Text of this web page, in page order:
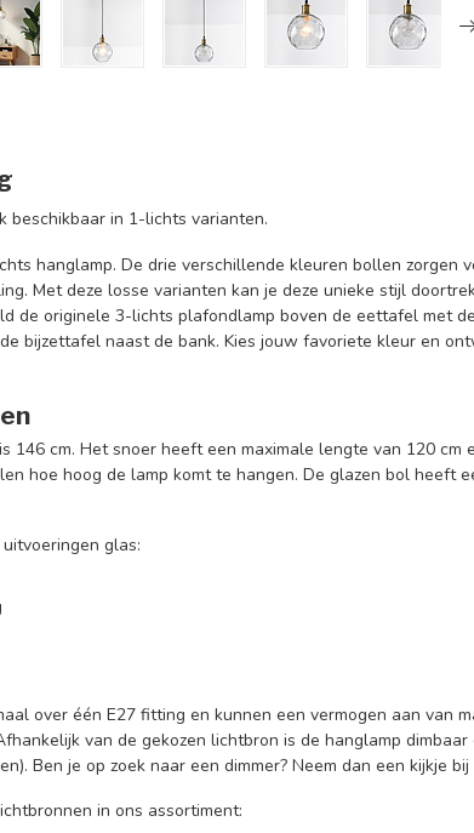
beschikbaar in 1-lichts varianten.
hanglamp. De drie verschillende kleuren bollen zorgen
Met deze losse varianten kan je deze unieke stijl
de originele 3-lichts plafondlamp boven de eettafel met
bijzettafel naast de bank. Kies jouw favoriete kleur en
146 cm. Het snoer heeft een maximale lengte van 120 cm
hoe hoog de lamp komt te hangen. De glazen bol heeft
glas:
over één E27 fitting en kunnen een vermogen aan van
van de gekozen lichtbron is de hanglamp
Ben je op zoek naar een dimmer? Neem dan een kijkje bij
in ons assortiment: